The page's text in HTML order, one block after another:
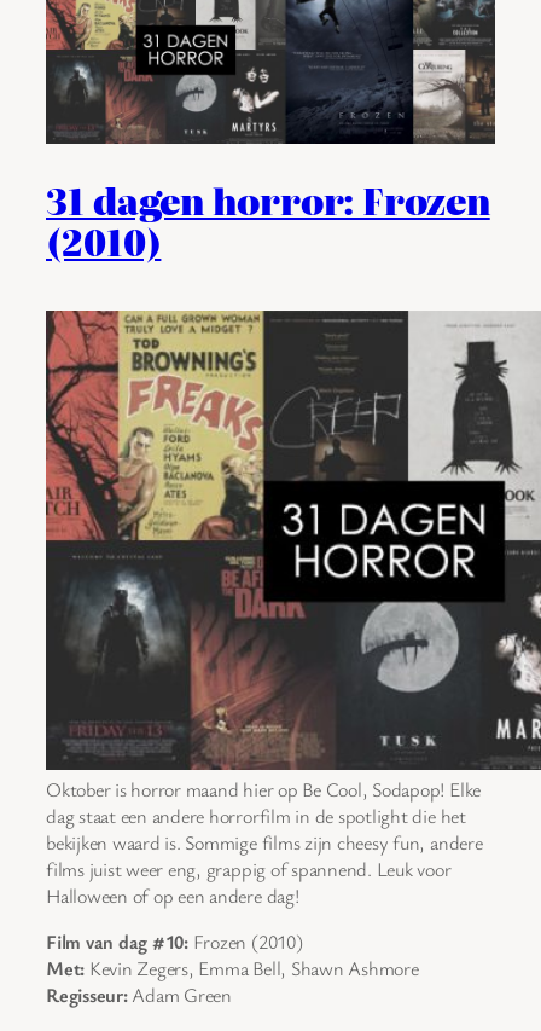
31 dagen horror: Frozen
(2010)
Oktober is horror maand hier op Be Cool, Sodapop! Elke
dag staat een andere horrorfilm in de spotlight die het
bekijken waard is. Sommige films zijn cheesy fun, andere
films juist weer eng, grappig of spannend. Leuk voor
Halloween of op een andere dag!
Film van dag #10:Frozen (2010)
Met: Kevin Zegers, Emma Bell, Shawn Ashmore
Regisseur:Adam Green